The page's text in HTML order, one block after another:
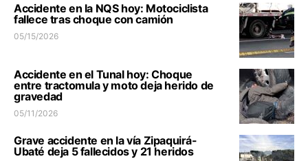
Accidente en la NQS hoy: Motociclista
fallece tras choque con camión
05/15/2026
Accidente en el Tunal hoy: Choque
entre tractomula y moto deja herido de
gravedad
05/11/2026
Grave accidente en la vía Zipaquirá-
Ubaté deja 5 fallecidos y 21 heridos